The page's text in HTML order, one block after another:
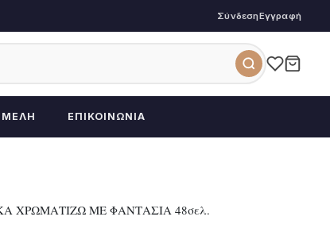
ΣύνδεσηΕγγραφή
ΜΈΛΗ ΕΠΙΚΟΙΝΩΝΊΑ
ΧΡΩΜΑΤΙΖΩ ΜΕ ΦΑΝΤΑΣΙΑ 48σελ.